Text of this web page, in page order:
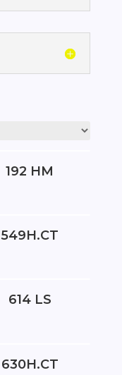
192 HM
549H.CT
614 LS
630H.CT